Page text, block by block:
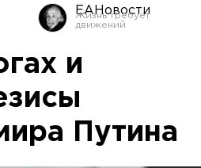
ЕАНовости
и
Путина